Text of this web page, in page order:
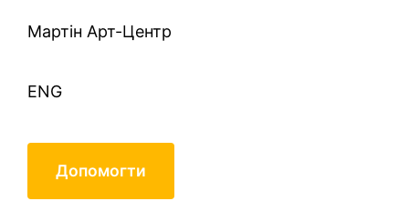
Mартін Арт-Центр
ENG
Допомогти